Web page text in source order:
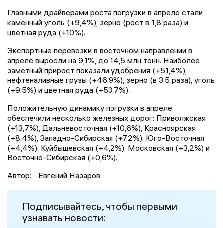
Главными драйверами роста погрузки в апреле стали
каменный уголь (+9,4%), зерно (рост в 1,8 раза) и
цветная руда (+10%).
Экспортные перевозки в восточном направлении в
апреле выросли на 9,1%, до 14,5 млн тонн. Наиболее
заметный прирост показали удобрения (+51,4%),
нефтеналивные грузы (+46,9%), зерно (в 3,5 раза), уголь
(+9,5%) и цветная руда (+53,7%).
Положительную динамику погрузки в апреле
обеспечили несколько железных дорог: Приволжская
(+13,7%), Дальневосточная (+10,6%), Красноярская
(+8,4%), Западно-Сибирская (+7,2%), Юго-Восточная
(+4,4%), Куйбышевская (+4,2%), Московская (+3,2%) и
Восточно-Сибирская (+0,6%).
Автор:
Евгений Назаров
Подписывайтесь, чтобы первыми
узнавать новости: